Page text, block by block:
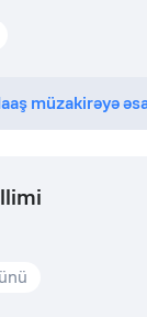
müzakirəyə